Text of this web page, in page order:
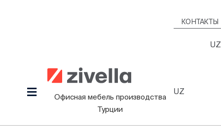
КОНТАКТЫ
UZ
Toggle
Продукция
Офисная мебель производства
Турции
UZ